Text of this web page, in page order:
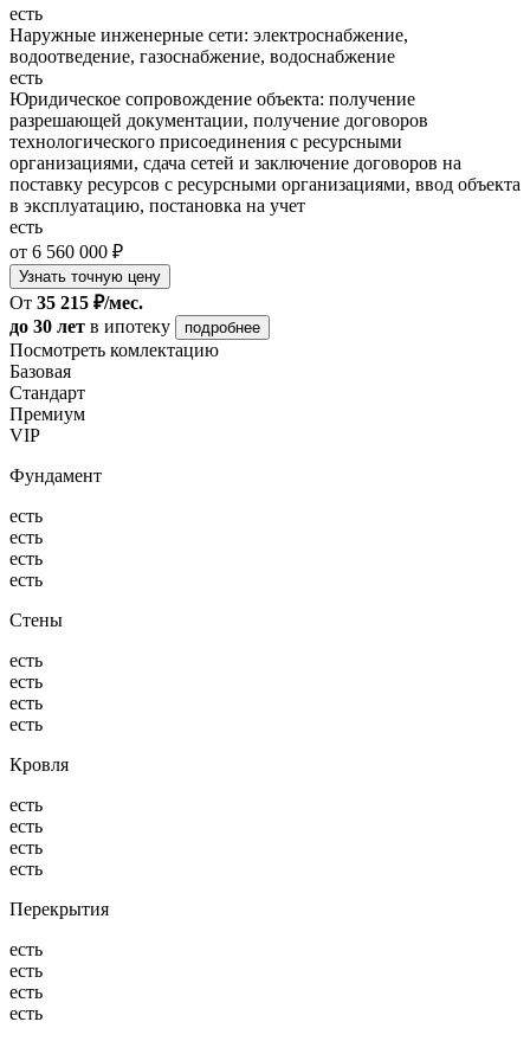
есть
Наружные инженерные сети: электроснабжение,
водоотведение, газоснабжение, водоснабжение
есть
Юридическое сопровождение объекта: получение
разрешающей документации, получение договоров
технологического присоединения с ресурсными
организациями, сдача сетей и заключение договоров на
поставку ресурсов с ресурсными организациями, ввод объекта
в эксплуатацию, постановка на учет
есть
от 6 560 000 ₽
Узнать точную цену
От 35 215 ₽/мес.
до 30 лет в ипотеку подробнее
Посмотреть комлектацию
Базовая
Стандарт
Премиум
VIP
Фундамент
есть
есть
есть
есть
Стены
есть
есть
есть
есть
Кровля
есть
есть
есть
есть
Перекрытия
есть
есть
есть
есть